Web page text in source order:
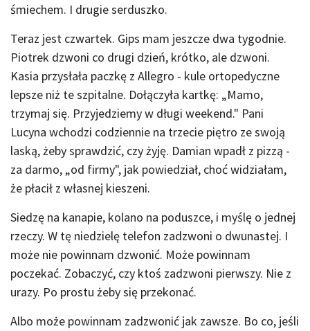
śmiechem. I drugie serduszko.
Teraz jest czwartek. Gips mam jeszcze dwa tygodnie.
Piotrek dzwoni co drugi dzień, krótko, ale dzwoni.
Kasia przysłała paczkę z Allegro - kule ortopedyczne
lepsze niż te szpitalne. Dołączyła kartkę: „Mamo,
trzymaj się. Przyjedziemy w długi weekend." Pani
Lucyna wchodzi codziennie na trzecie piętro ze swoją
laską, żeby sprawdzić, czy żyję. Damian wpadł z pizzą -
za darmo, „od firmy", jak powiedział, choć widziałam,
że płacił z własnej kieszeni.
Siedzę na kanapie, kolano na poduszce, i myślę o jednej
rzeczy. W tę niedzielę telefon zadzwoni o dwunastej. I
może nie powinnam dzwonić. Może powinnam
poczekać. Zobaczyć, czy ktoś zadzwoni pierwszy. Nie z
urazy. Po prostu żeby się przekonać.
Albo może powinnam zadzwonić jak zawsze. Bo co, jeśli